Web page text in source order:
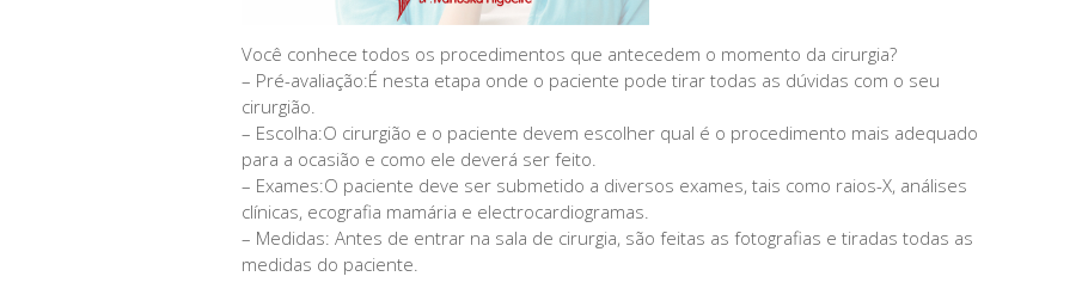
Você conhece todos os procedimentos que antecedem o momento da cirurgia?
– Pré-avaliação:É nesta etapa onde o paciente pode tirar todas as dúvidas com o seu
cirurgião.
– Escolha:O cirurgião e o paciente devem escolher qual é o procedimento mais adequado
para a ocasião e como ele deverá ser feito.
– Exames:O paciente deve ser submetido a diversos exames, tais como raios-X, análises
clínicas, ecografia mamária e electrocardiogramas.
– Medidas: Antes de entrar na sala de cirurgia, são feitas as fotografias e tiradas todas as
medidas do paciente.